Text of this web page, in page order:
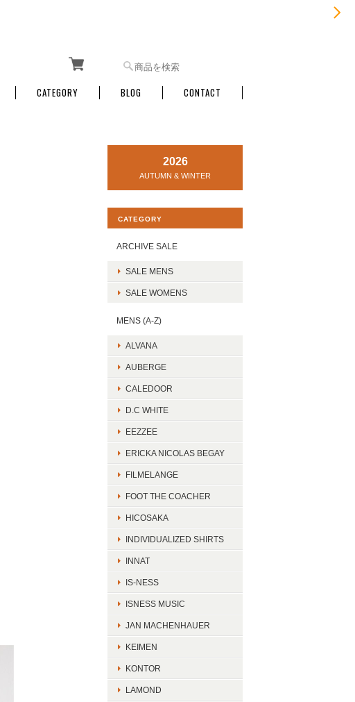
CATEGORY BLOG CONTACT
2026
AUTUMN & WINTER
CATEGORY
ARCHIVE SALE
SALE MENS
SALE WOMENS
MENS (A-Z)
ALVANA
AUBERGE
CALEDOOR
D.C WHITE
EEZZEE
ERICKA NICOLAS BEGAY
FILMELANGE
FOOT THE COACHER
HICOSAKA
INDIVIDUALIZED SHIRTS
INNAT
IS-NESS
ISNESS MUSIC
JAN MACHENHAUER
KEIMEN
KONTOR
LAMOND